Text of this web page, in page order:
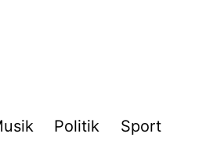
Politik Sport